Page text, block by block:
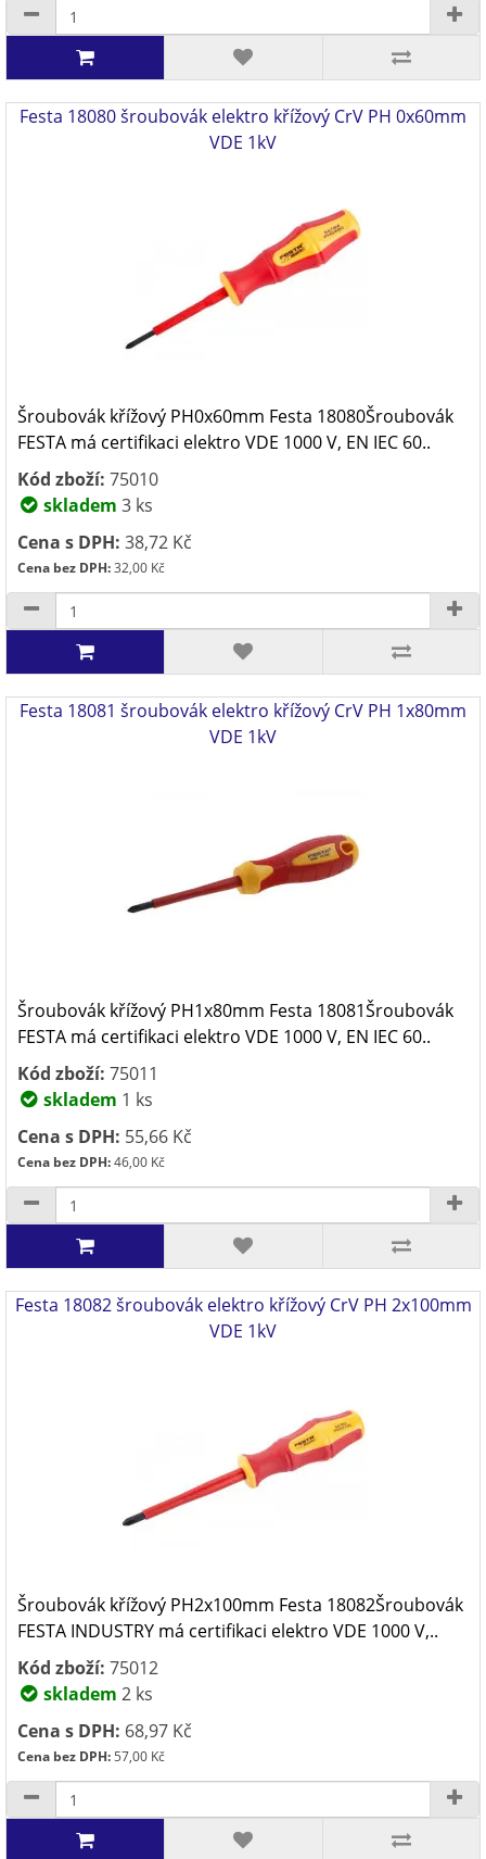
Festa 18080 šroubovák elektro křížový CrV PH 0x60mm
VDE 1kV
Šroubovák křížový PH0x60mm Festa 18080Šroubovák
FESTA má certifikaci elektro VDE 1000 V, EN IEC 60..
Kód zboží: 75010
skladem 3 ks
Cena s DPH: 38,72 Kč
Cena bez DPH:32,00 Kč
Festa 18081 šroubovák elektro křížový CrV PH 1x80mm
VDE 1kV
Šroubovák křížový PH1x80mm Festa 18081Šroubovák
FESTA má certifikaci elektro VDE 1000 V, EN IEC 60..
Kód zboží: 75011
skladem 1 ks
Cena s DPH: 55,66 Kč
Cena bez DPH:46,00 Kč
Festa 18082 šroubovák elektro křížový CrV PH 2x100mm
VDE 1kV
Šroubovák křížový PH2x100mm Festa 18082Šroubovák
FESTA INDUSTRY má certifikaci elektro VDE 1000 V,..
Kód zboží: 75012
skladem 2 ks
Cena s DPH: 68,97 Kč
Cena bez DPH:57,00 Kč